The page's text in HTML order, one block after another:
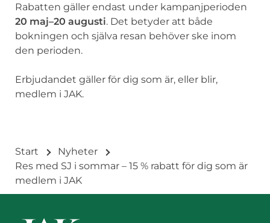
Rabatten gäller endast under kampanjperioden
20 maj–20 augusti. Det betyder att både
bokningen och själva resan behöver ske inom
den perioden.
Erbjudandet gäller för dig som är, eller blir,
medlem i JAK.
Start
Nyheter
Res med SJ i sommar – 15 % rabatt för dig som är
medlem i JAK